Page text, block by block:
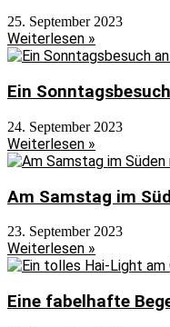
25. September 2023
Weiterlesen »
Ein
24. September 2023
Weiterlesen »
Am Samstag im
23. September 2023
Weiterlesen »
Eine fabelhafte